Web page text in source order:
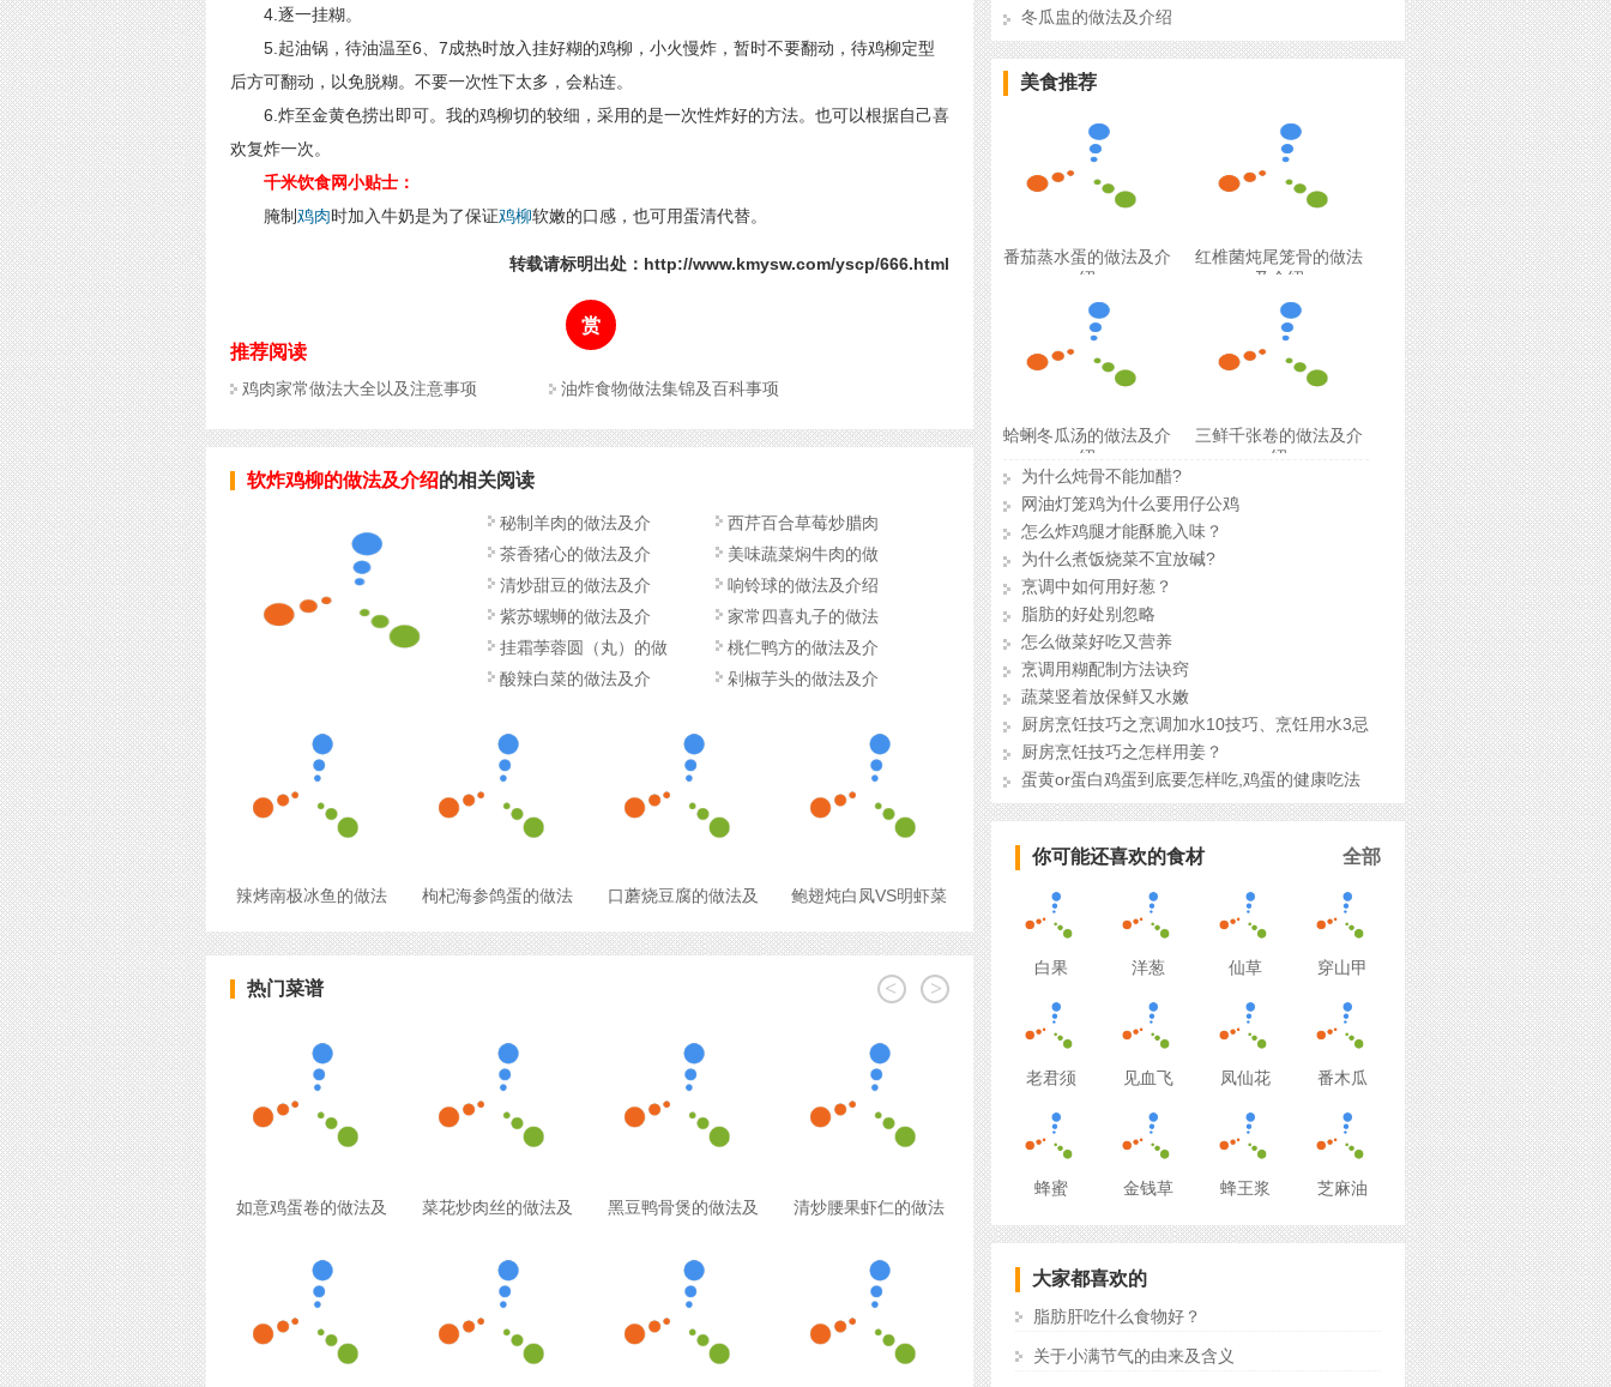
4.逐一挂糊。
5.起油锅，待油温至6、7成热时放入挂好糊的鸡柳，小火慢炸，暂时不要翻动，待鸡柳定型
后方可翻动，以免脱糊。不要一次性下太多，会粘连。
6.炸至金黄色捞出即可。我的鸡柳切的较细，采用的是一次性炸好的方法。也可以根据自己喜
欢复炸一次。
千米饮食网小贴士：
腌制鸡肉时加入牛奶是为了保证鸡柳软嫩的口感，也可用蛋清代替。
转载请标明出处：http://www.kmysw.com/yscp/666.html
赏
推荐阅读
鸡肉家常做法大全以及注意事项 油炸食物做法集锦及百科事项
软炸鸡柳的做法及介绍的相关阅读
秘制羊肉的做法及介
西芹百合草莓炒腊肉
茶香猪心的做法及介
美味蔬菜焖牛肉的做
清炒甜豆的做法及介
响铃球的做法及介绍
紫苏螺蛳的做法及介
家常四喜丸子的做法
挂霜荸蓉圆（丸）的做
法
桃仁鸭方的做法及介
酸辣白菜的做法及介
剁椒芋头的做法及介
辣烤南极冰鱼的做法 枸杞海参鸽蛋的做法 口蘑烧豆腐的做法及 鲍翅炖白凤VS明虾菜
< >
热门菜谱
如意鸡蛋卷的做法及 菜花炒肉丝的做法及 黑豆鸭骨煲的做法及 清炒腰果虾仁的做法
冬瓜盅的做法及介绍
美食推荐
番茄蒸水蛋的做法及介
绍
红椎菌炖尾笼骨的做法
及介绍
蛤蜊冬瓜汤的做法及介
绍
三鲜千张卷的做法及介
绍
为什么炖骨不能加醋?
网油灯笼鸡为什么要用仔公鸡
怎么炸鸡腿才能酥脆入味？
为什么煮饭烧菜不宜放碱?
烹调中如何用好葱？
脂肪的好处别忽略
怎么做菜好吃又营养
烹调用糊配制方法诀窍
蔬菜竖着放保鲜又水嫩
厨房烹饪技巧之烹调加水10技巧、烹饪用水3忌
厨房烹饪技巧之怎样用姜？
蛋黄or蛋白鸡蛋到底要怎样吃,鸡蛋的健康吃法
全部
你可能还喜欢的食材
白果 洋葱 仙草 穿山甲
老君须 见血飞 凤仙花 番木瓜
蜂蜜 金钱草 蜂王浆 芝麻油
大家都喜欢的
脂肪肝吃什么食物好？
关于小满节气的由来及含义